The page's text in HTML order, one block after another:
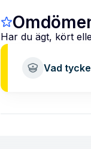
Har du ägt, kört
Vad